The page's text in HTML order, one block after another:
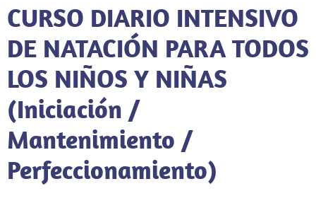
CURSO DIARIO INTENSIVO
DE NATACIÓN PARA TODOS
LOS NIÑOS Y NIÑAS
(Iniciación /
Mantenimiento /
Perfeccionamiento)